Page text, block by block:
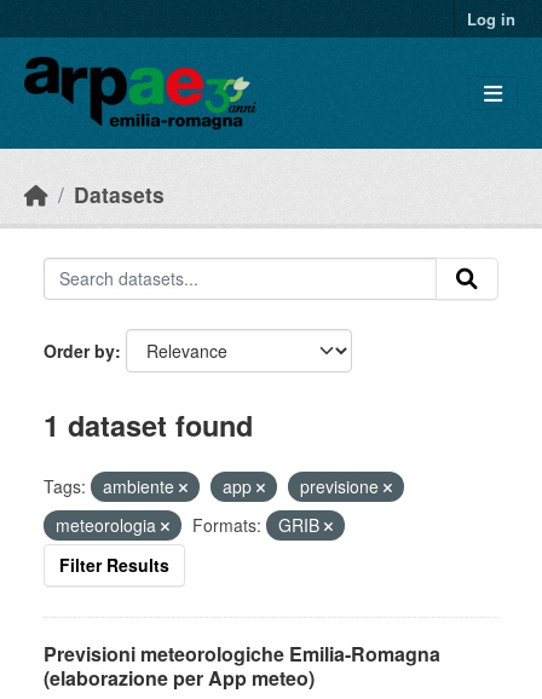
Log in
Datasets
Order by
1 dataset found
Tags: ambiente app
previsione
meteorologia
Formats:
GRIB
Filter Results
Previsioni meteorologiche Emilia-Romagna
(elaborazione per App meteo)